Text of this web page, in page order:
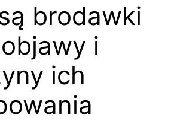
brodawki
i
ich